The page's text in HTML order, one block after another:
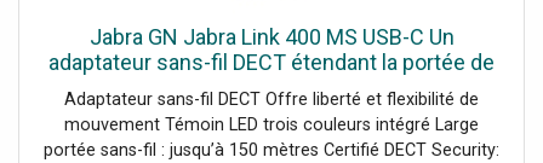
Jabra GN Jabra Link 400 MS USB-C Un
adaptateur sans-fil DECT étendant la portée de
vos casques Jabra Engage.
Adaptateur sans-fil DECT Offre liberté et flexibilité de
mouvement Témoin LED trois couleurs intégré Large
portée sans-fil : jusqu’à 150 mètres Certifié DECT Security: